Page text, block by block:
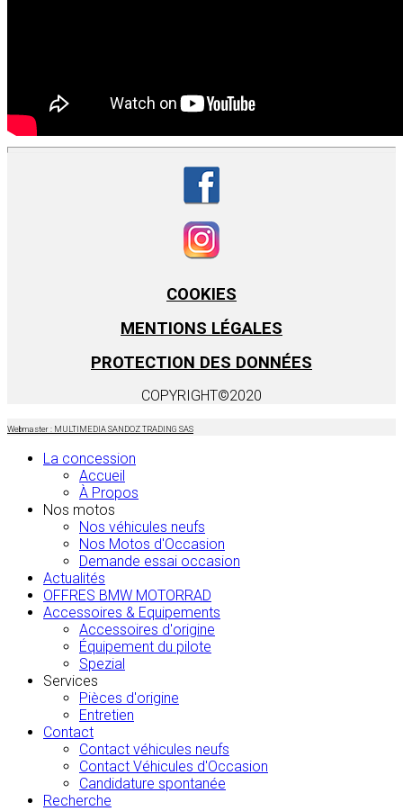
COOKIES
MENTIONS LÉGALES
PROTECTION DES DONNÉES
COPYRIGHT©2020
Webmaster : MULTIMEDIA SANDOZ TRADING SAS
La concession
Accueil
À Propos
Nos motos
Nos véhicules neufs
Nos Motos d'Occasion
Demande essai occasion
Actualités
OFFRES BMW MOTORRAD
Accessoires & Equipements
Accessoires d'origine
Équipement du pilote
Spezial
Services
Pièces d'origine
Entretien
Contact
Contact véhicules neufs
Contact Véhicules d'Occasion
Candidature spontanée
Recherche